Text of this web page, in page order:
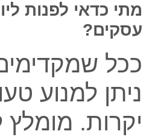
מתי כדאי לפנות
עסקים?
ככל
ניתן למנוע
יקרות.